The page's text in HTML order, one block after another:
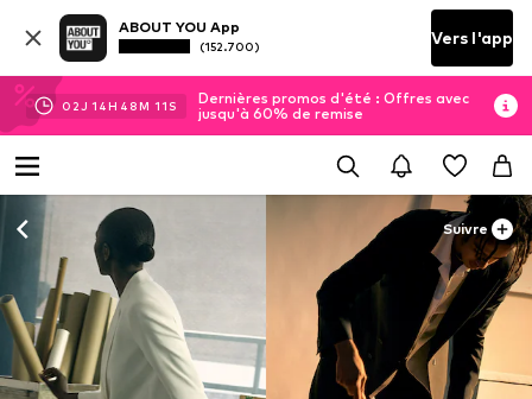
ABOUT YOU App
(152.700) Vers l'app
02J 14H 48M 09S
Dernières promos d'été : Offres avec
jusqu'à 60% de remise
Suivre